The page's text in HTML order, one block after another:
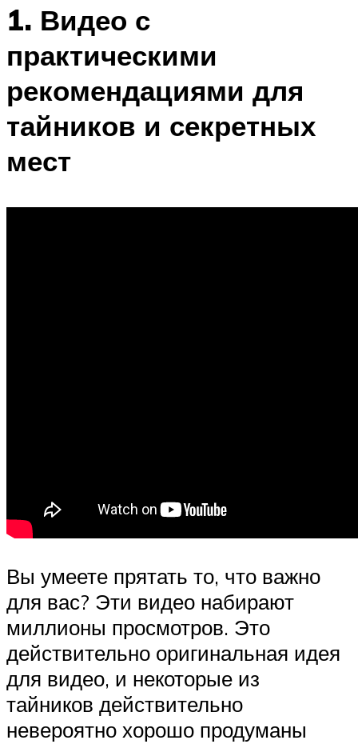
1. Видео с
практическими
рекомендациями для
тайников и секретных
мест
Вы умеете прятать то, что важно
для вас? Эти видео набирают
миллионы просмотров. Это
действительно оригинальная идея
для видео, и некоторые из
тайников действительно
невероятно хорошо продуманы